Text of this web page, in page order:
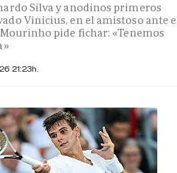
Silva y anodinos primeros
Vinicius, en el amistoso ante
pide fichar: «Tenemos
21:23h.